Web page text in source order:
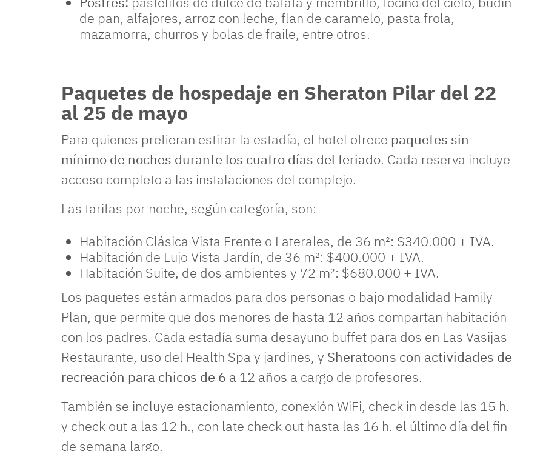
de pan, alfajores, arroz con leche, flan de caramelo, pasta frola,
mazamorra, churros y bolas de fraile, entre otros.
Paquetes de hospedaje en Sheraton Pilar del 22
al 25 de mayo
Para quienes prefieran estirar la estadía, el hotel ofrece paquetes sin
mínimo de noches durante los cuatro días del feriado. Cada reserva incluye
acceso completo a las instalaciones del complejo.
Las tarifas por noche, según categoría, son:
Habitación Clásica Vista Frente o Laterales, de 36 m²: $340.000 + IVA.
Habitación de Lujo Vista Jardín, de 36 m²: $400.000 + IVA.
Habitación Suite, de dos ambientes y 72 m²: $680.000 + IVA.
Los paquetes están armados para dos personas o bajo modalidad Family
Plan, que permite que dos menores de hasta 12 años compartan habitación
con los padres. Cada estadía suma desayuno buffet para dos en Las Vasijas
Restaurante, uso del Health Spa y jardines, y Sheratoons con actividades de
recreación para chicos de 6 a 12 años a cargo de profesores.
También se incluye estacionamiento, conexión WiFi, check in desde las 15 h.
y check out a las 12 h., con late check out hasta las 16 h. el último día del fin
de semana largo.